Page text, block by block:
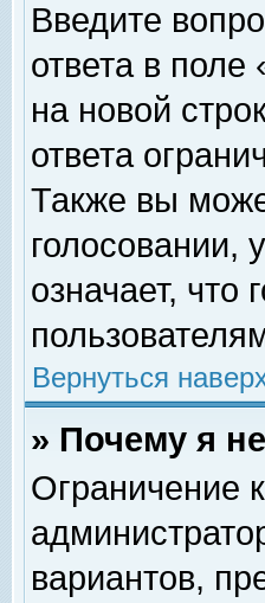
Введите
ответа в
на новой
ответа
Также вы
голосовании,
означает, что
Вернуться
» Почему я
Ограничение
вариантов,